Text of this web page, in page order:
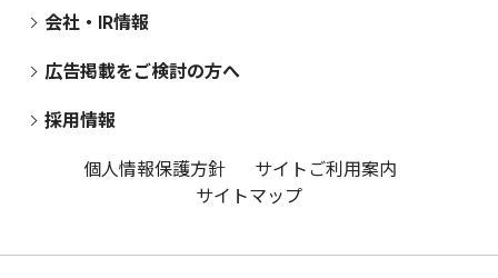
会社・IR情報
広告掲載をご検討の方へ
採用情報
個人情報保護方針
サイトご利用案内
サイトマップ